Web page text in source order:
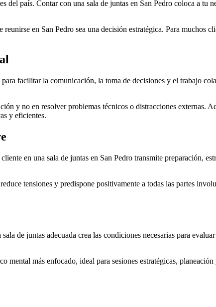
del país. Contar con una sala de juntas en San Pedro coloca a tu
en San Pedro sea una decisión estratégica. Para muchos
facilitar la comunicación, la toma de decisiones y el trabajo
y no en resolver problemas técnicos o distracciones externas.
y eficientes.
en una sala de juntas en San Pedro transmite preparación,
tensiones y predispone positivamente a todas las partes
de juntas adecuada crea las condiciones necesarias para
más enfocado, ideal para sesiones estratégicas,